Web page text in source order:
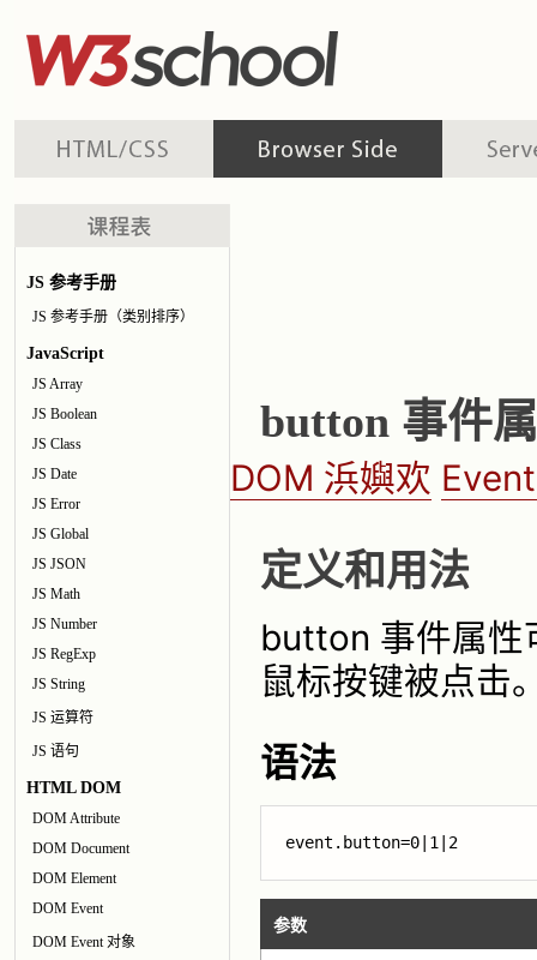
JS 参考手册
JS 参考手册（类别排序）
JavaScript
JS Array
JS Boolean
JS Class
JS Date
JS Error
JS Global
JS JSON
JS Math
JS Number
JS RegExp
JS String
JS 运算符
JS 语句
HTML DOM
DOM Attribute
DOM Document
DOM Element
DOM Event
DOM Event 对象
button 事件
DOM 浜嬩欢
定义和用法
button 事件属性
鼠标按键被点击
语法
event.button=0|1|2
参数